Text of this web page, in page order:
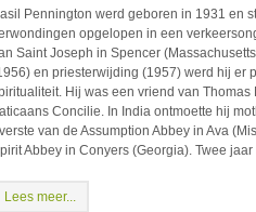
Pennington werd geboren in 1931 en
opgelopen in een
Saint Joseph in Spencer
en priesterwijding (1957) werd hij er
Hij was een vriend van
Concilie. In India ontmoette hij
van de Assumption Abbey in Ava
Abbey in Conyers (Georgia). Twee
Lees meer...